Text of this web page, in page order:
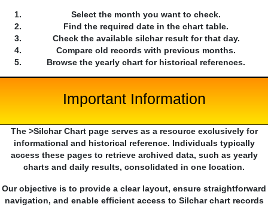
Select the month you want to check.
Find the required date in the chart table.
Check the available silchar result for that day.
Compare old records with previous months.
Browse the yearly chart for historical references.
Important Information
The >Silchar Chart page serves as a resource exclusively for
informational and historical reference. Individuals typically
access these pages to retrieve archived data, such as yearly
charts and daily results, consolidated in one location.
Our objective is to provide a clear layout, ensure straightforward
navigation, and enable efficient access to Silchar chart records